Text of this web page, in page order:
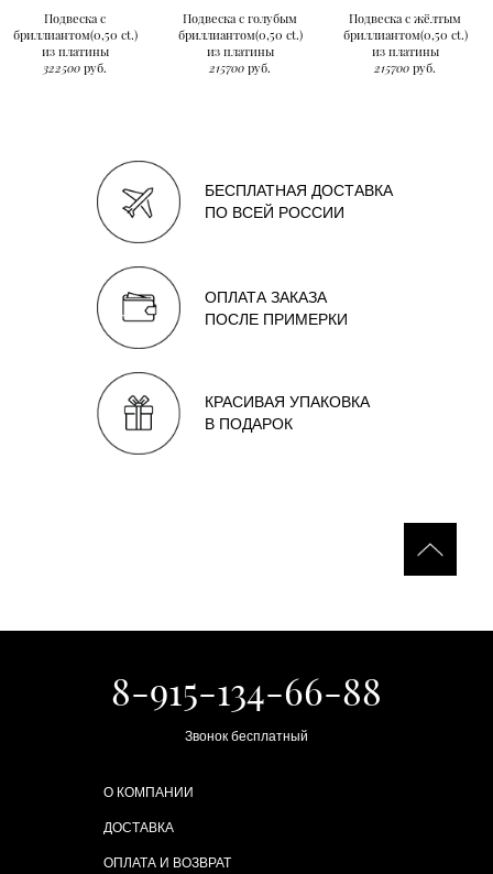
Подвеска с
бриллиантом(0,50 ct.)
из платины
322500 руб.
Подвеска с голубым
бриллиантом(0,50 ct.)
из платины
215700 руб.
Подвеска с жёлтым
бриллиантом(0,50 ct.)
из платины
215700 руб.
БЕСПЛАТНАЯ ДОСТАВКА
ПО ВСЕЙ РОССИИ
ОПЛАТА ЗАКАЗА
ПОСЛЕ ПРИМЕРКИ
КРАСИВАЯ УПАКОВКА
В ПОДАРОК
8-915-134-66-88
Звонок бесплатный
О КОМПАНИИ
ДОСТАВКА
ОПЛАТА И ВОЗВРАТ